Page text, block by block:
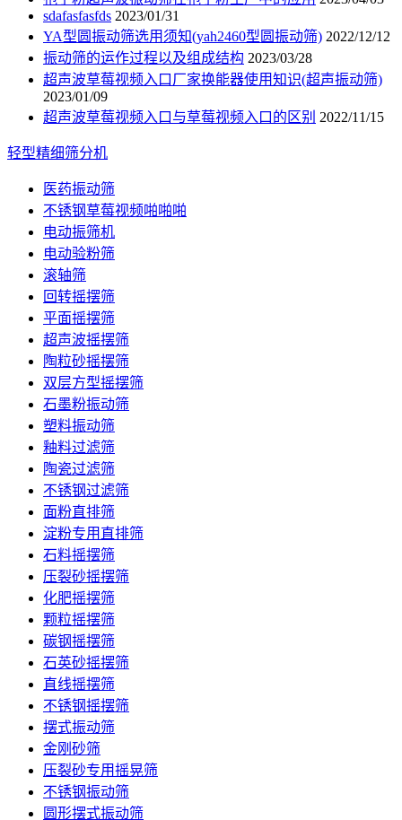
sdafasfasfds 2023/01/31
YA型圆振动筛选用须知(yah2460型圆振动筛) 2022/12/12
振动筛的运作过程以及组成结构 2023/03/28
超声波草莓视频入口厂家换能器使用知识(超声振动筛)
2023/01/09
超声波草莓视频入口与草莓视频入口的区别 2022/11/15
轻型精细筛分机
医药振动筛
不锈钢草莓视频啪啪啪
电动振筛机
电动验粉筛
滚轴筛
回转摇摆筛
平面摇摆筛
超声波摇摆筛
陶粒砂摇摆筛
双层方型摇摆筛
石墨粉振动筛
塑料振动筛
釉料过滤筛
陶瓷过滤筛
不锈钢过滤筛
面粉直排筛
淀粉专用直排筛
石料摇摆筛
压裂砂摇摆筛
化肥摇摆筛
颗粒摇摆筛
碳钢摇摆筛
石英砂摇摆筛
直线摇摆筛
不锈钢摇摆筛
摆式振动筛
金刚砂筛
压裂砂专用摇晃筛
不锈钢振动筛
圆形摆式振动筛